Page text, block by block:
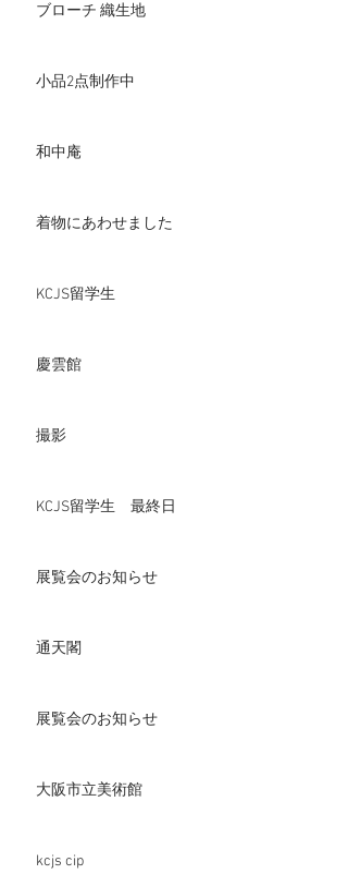
ブローチ 織生地
小品2点制作中
和中庵
着物にあわせました
KCJS留学生
慶雲館
撮影
KCJS留学生 最終日
展覧会のお知らせ
通天閣
展覧会のお知らせ
大阪市立美術館
kcjs cip